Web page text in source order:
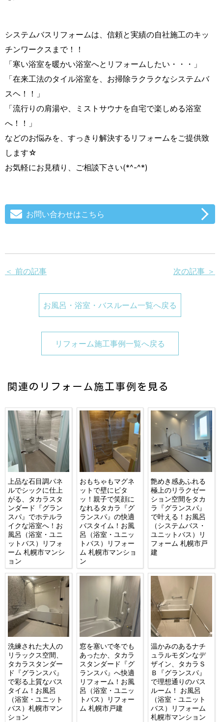
システムバスリフォームは、信頼と実績の自社施工のキッ
チンワークスまで！！
「寒い浴室を暖かい浴室へとリフォームしたい・・・」
「在来工法のタイル浴室を、お掃除ラクラクなシステムバ
スヘ！！」
「流行りの肩湯や、ミストサウナを自宅で楽しめる浴室
へ！！」
などのお悩みを、すっきり解決するリフォームをご提供致
します☆
お気軽にお見積り、ご相談下さい(*^-^*)
お問い合わせはこちら
＜ 前の記事 次の記事 ＞
お風呂・浴室・バスルーム一覧へ戻る
リフォーム施工事例一覧へ戻る
関連のリフォーム施工事例を見る
上品な石目調パネ
ルでシックに仕上
がる、タカラスタ
ンダード『グラン
スパ』でホテルラ
イクな浴室へ！お
風呂（浴室・ユニ
ットバス）リフォ
ーム 札幌市マンシ
ョン
おもちゃもマグネ
ットで壁にピタ
ッ！親子で笑顔に
なれるタカラ『グ
ランスパ』の快適
バスタイム！お風
呂（浴室・ユニッ
トバス）リフォー
ム 札幌市マンショ
ン
艶めき感あふれる
極上のリラクゼー
ション空間をタカ
ラ『グランスパ』
で叶える！お風呂
（システムバス・
ユニットバス）リ
フォーム 札幌市戸
建
洗練された大人の
リラックス空間、
タカラスタンダー
ド『グランスパ』
で彩る上質なバス
タイム！お風呂
（浴室・ユニット
バス）札幌市マン
ション
窓を塞いで冬でも
あったか、タカラ
スタンダード『グ
ランスパ』へ快適
リフォーム！お風
呂（浴室・ユニッ
トバス）リフォー
ム 札幌市戸建
温かみのあるナチ
ュラルモダンなデ
ザイン、タカラＳ
Ｂ『グランスパ』
で理想通りのバス
ルーム！ お風呂
（浴室・ユニット
バス）リフォーム
札幌市マンション